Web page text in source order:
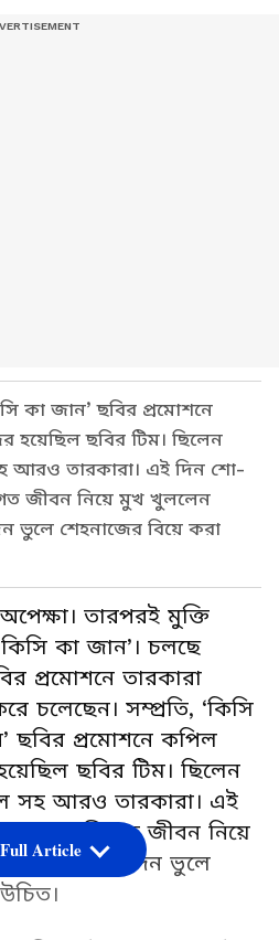
কা জান’ ছবির প্রমোশনে
হয়েছিল ছবির টিম। ছিলেন
আরও তারকারা। এই দিন শো-
জীবন নিয়ে মুখ খুললেন
ভুলে শেহনাজের বিয়ে করা
তারপরই মুক্তি
কা জান’। চলছে
প্রমোশনে তারকারা
চলেছেন। সম্প্রতি, ‘কিসি
ছবির প্রমোশনে কপিল
ছবির টিম। ছিলেন
সহ আরও তারকারা। এই
ব্যক্তিগত জীবন নিয়ে
পুরনো দিন ভুলে
Article